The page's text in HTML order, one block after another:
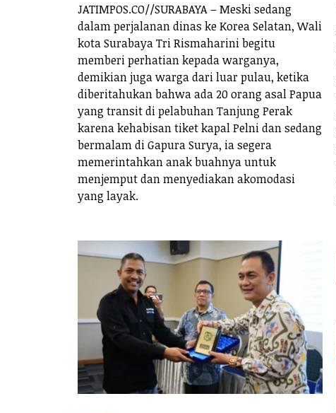
JATIMPOS.CO//SURABAYA – Meski sedang
dalam perjalanan dinas ke Korea Selatan, Wali
kota Surabaya Tri Rismaharini begitu
memberi perhatian kepada warganya,
demikian juga warga dari luar pulau, ketika
diberitahukan bahwa ada 20 orang asal Papua
yang transit di pelabuhan Tanjung Perak
karena kehabisan tiket kapal Pelni dan sedang
bermalam di Gapura Surya, ia segera
memerintahkan anak buahnya untuk
menjemput dan menyediakan akomodasi
yang layak.